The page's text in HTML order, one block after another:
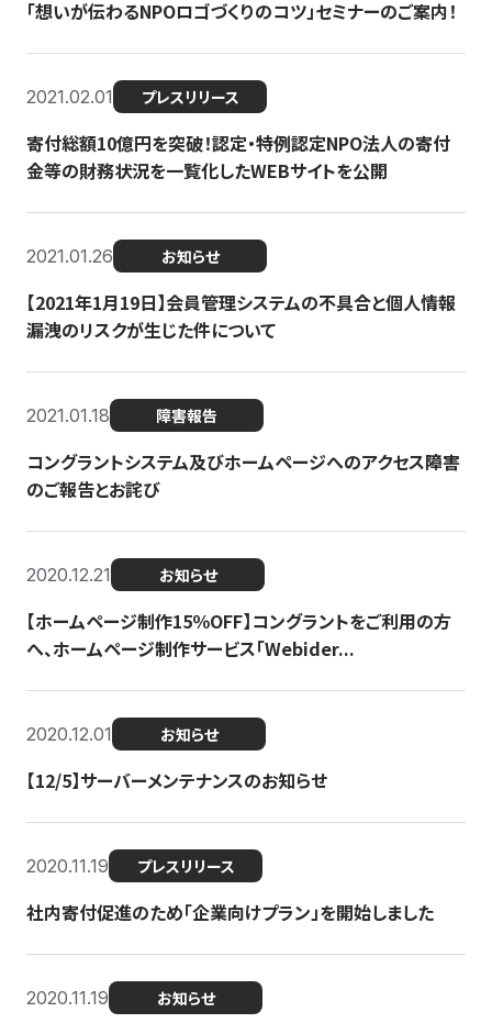
「想いが伝わるNPOロゴづくりのコツ」セミナーのご案内！
2021.02.01 プレスリリース
寄付総額10億円を突破！認定・特例認定NPO法人の寄付
金等の財務状況を一覧化したWEBサイトを公開
2021.01.26 お知らせ
【2021年1月19日】会員管理システムの不具合と個人情報
漏洩のリスクが生じた件について
2021.01.18 障害報告
コングラントシステム及びホームページへのアクセス障害
のご報告とお詫び
2020.12.21 お知らせ
【ホームページ制作15％OFF】コングラントをご利用の方
へ、ホームページ制作サービス「Webider...
2020.12.01 お知らせ
【12/5】サーバーメンテナンスのお知らせ
2020.11.19 プレスリリース
社内寄付促進のため「企業向けプラン」を開始しました
2020.11.19 お知らせ